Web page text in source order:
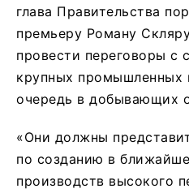
глава Правительства
премьеру Роману
провести переговоры с
крупных промышленных
очередь в добывающих
«Они должны
по созданию в
производств высокого